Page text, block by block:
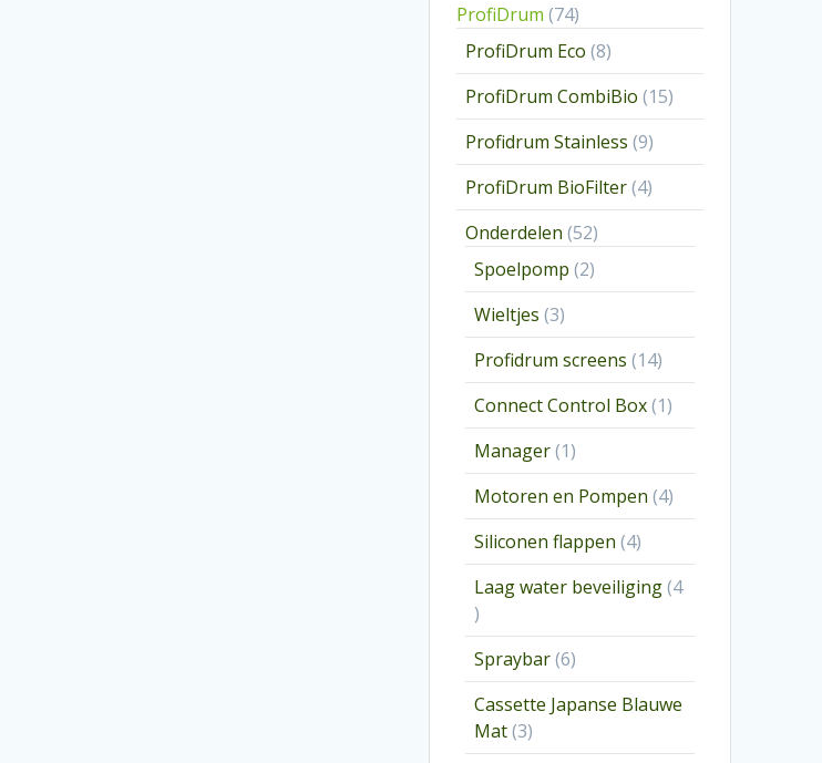
ProfiDrum 7474
producten
ProfiDrum Eco 88
producten
ProfiDrum CombiBio 1515
producten
Profidrum Stainless 99
producten
ProfiDrum BioFilter 44
producten
Onderdelen 5252
producten
Spoelpomp 22
producten
Wieltjes 33
producten
Profidrum screens 1414
producten
Connect Control Box 11
product
Manager 11
product
Motoren en Pompen 44
producten
Siliconen flappen 44
producten
Laag water beveiliging 4
4
producten
Spraybar 66
producten
Cassette Japanse Blauwe
Mat 33
producten